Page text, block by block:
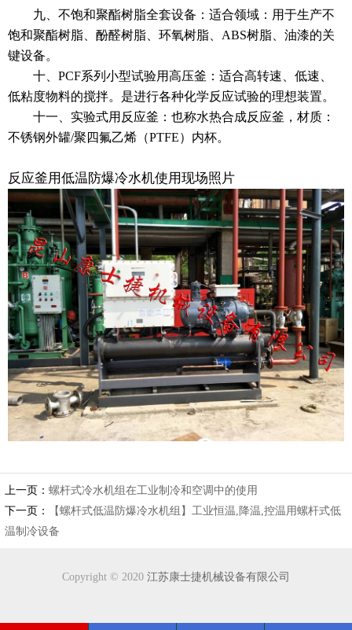
九、不饱和聚酯树脂全套设备：适合领域：用于生产不
饱和聚酯树脂、酚醛树脂、环氧树脂、ABS树脂、油漆的关
键设备。
十、PCF系列小型试验用高压釜：适合高转速、低速、
低粘度物料的搅拌。是进行各种化学反应试验的理想装置。
十一、实验式用反应釜：也称水热合成反应釜，材质：
不锈钢外罐/聚四氟乙烯（PTFE）内杯。
反应釜用低温防爆冷水机使用现场照片
上一页：螺杆式冷水机组在工业制冷和空调中的使用
下一页：
【螺杆式低温防爆冷水机组】工业恒温,降温,控温用螺杆式低
温制冷设备
Copyright © 2020 江苏康士捷机械设备有限公司